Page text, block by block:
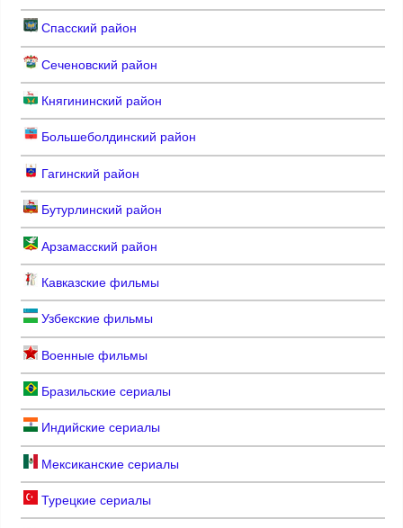
Спасский район
Сеченовский район
Княгининский район
Большеболдинский район
Гагинский район
Бутурлинский район
Арзамасский район
Кавказские фильмы
Узбекские фильмы
Военные фильмы
Бразильские сериалы
Индийские сериалы
Мексиканские сериалы
Турецкие сериалы